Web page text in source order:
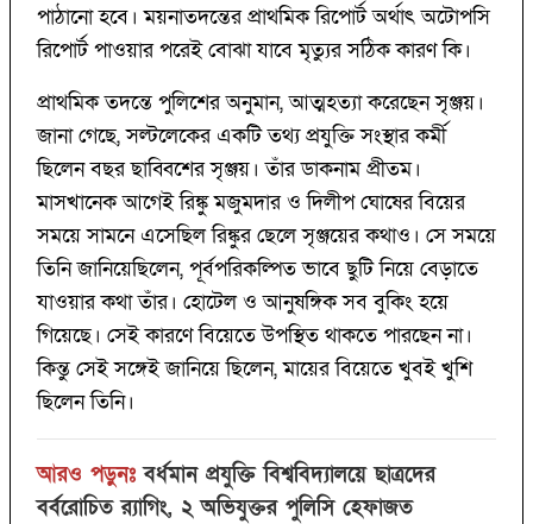
পাঠানো হবে। ময়নাতদন্তের প্রাথমিক রিপোর্ট অর্থাৎ অটোপসি
রিপোর্ট পাওয়ার পরেই বোঝা যাবে মৃত্যুর সঠিক কারণ কি।
প্রাথমিক তদন্তে পুলিশের অনুমান, আত্মহত্যা করেছেন সৃঞ্জয়।
জানা গেছে, সল্টলেকের একটি তথ্য প্রযুক্তি সংস্থার কর্মী
ছিলেন বছর ছাব্বিশের সৃঞ্জয়। তাঁর ডাকনাম প্রীতম।
মাসখানেক আগেই রিঙ্কু মজুমদার ও দিলীপ ঘোষের বিয়ের
সময়ে সামনে এসেছিল রিঙ্কুর ছেলে সৃঞ্জয়ের কথাও। সে সময়ে
তিনি জানিয়েছিলেন, পূর্বপরিকল্পিত ভাবে ছুটি নিয়ে বেড়াতে
যাওয়ার কথা তাঁর। হোটেল ও আনুষঙ্গিক সব বুকিং হয়ে
গিয়েছে। সেই কারণে বিয়েতে উপস্থিত থাকতে পারছেন না।
কিন্তু সেই সঙ্গেই জানিয়ে ছিলেন, মায়ের বিয়েতে খুবই খুশি
ছিলেন তিনি।
আরও পড়ুনঃ বর্ধমান প্রযুক্তি বিশ্ববিদ্যালয়ে ছাত্রদের
বর্বরোচিত র‌্যাগিং, ২ অভিযুক্তর পুলিসি হেফাজত